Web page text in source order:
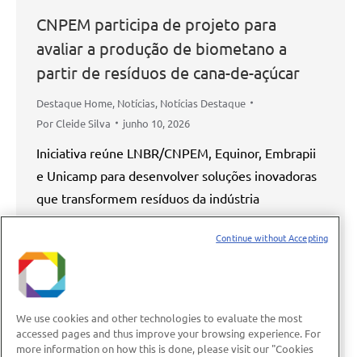
CNPEM participa de projeto para
avaliar a produção de biometano a
partir de resíduos de cana-de-açúcar
Destaque Home, Notícias, Notícias Destaque
PorCleide Silva junho 10, 2026
Iniciativa reúne LNBR/CNPEM, Equinor, Embrapii
e Unicamp para desenvolver soluções inovadoras
que transformem resíduos da indústria
sucroenergética em combustível renovável O
Centro Nacional de Pesquisa em Energia e
Materiais (CNPEM) participa do projeto Res2Bio
(Residues to Biomethane), iniciativa que tem
como objetivo ampliar a produção de biometano a
partir de resíduos da cadeia
We use cookies and other technologies to evaluate the most
accessed pages and thus improve your browsing experience. For
more information on how this is done, please visit our "Cookies
Continue without Accepting